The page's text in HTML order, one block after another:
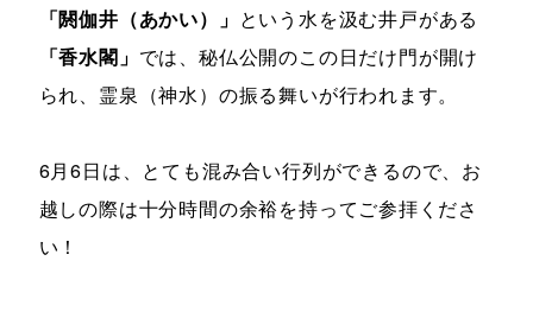
「閼伽井（あかい）」 という水を汲む井戸がある
「香水閣」 では、秘仏公開のこの日だけ門が開け
られ、霊泉（神水）の振る舞いが行われます。
6月6日は、とても混み合い行列ができるので、お
越しの際は十分時間の余裕を持ってご参拝くださ
い！